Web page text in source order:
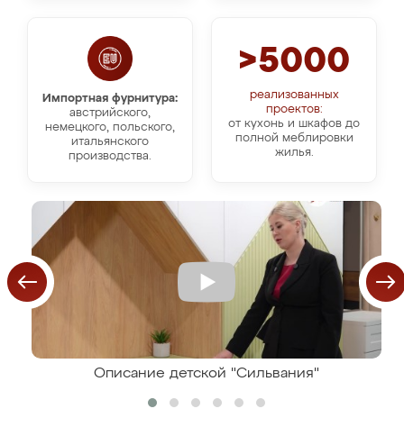
Импортная фурнитура:
австрийского,
немецкого, польского,
итальянского
производства.
>5000
реализованных
проектов:
от кухонь и шкафов до
полной меблировки
жилья.
Описание детской "Сильвания"